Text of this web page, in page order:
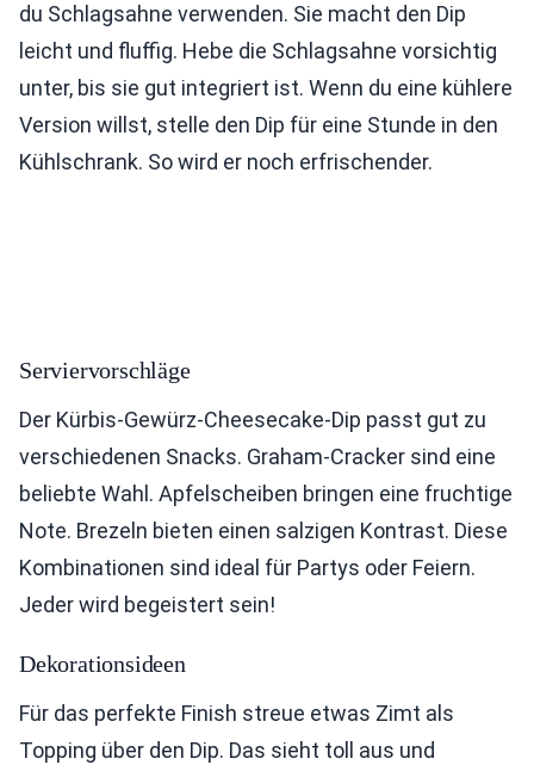
du Schlagsahne verwenden. Sie macht den Dip
leicht und fluffig. Hebe die Schlagsahne vorsichtig
unter, bis sie gut integriert ist. Wenn du eine kühlere
Version willst, stelle den Dip für eine Stunde in den
Kühlschrank. So wird er noch erfrischender.
Serviervorschläge
Der Kürbis-Gewürz-Cheesecake-Dip passt gut zu
verschiedenen Snacks. Graham-Cracker sind eine
beliebte Wahl. Apfelscheiben bringen eine fruchtige
Note. Brezeln bieten einen salzigen Kontrast. Diese
Kombinationen sind ideal für Partys oder Feiern.
Jeder wird begeistert sein!
Dekorationsideen
Für das perfekte Finish streue etwas Zimt als
Topping über den Dip. Das sieht toll aus und